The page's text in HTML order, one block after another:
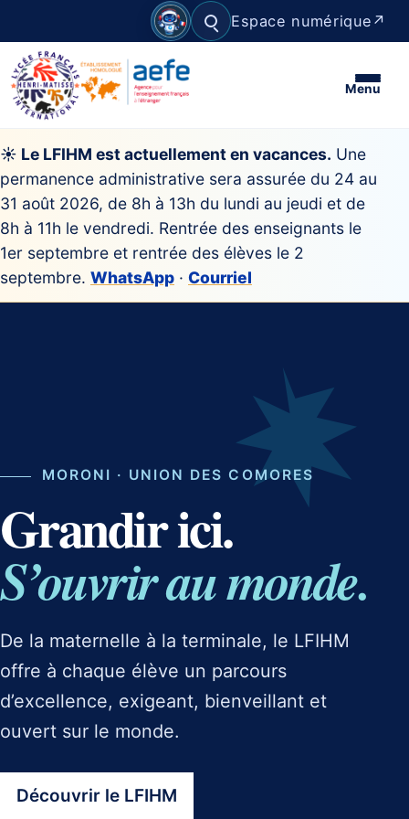
Rechercher
Espace numérique ↗
Menu
☀ Le LFIHM est actuellement en vacances. Une
permanence administrative sera assurée du 24 au
31 août 2026, de 8h à 13h du lundi au jeudi et de
8h à 11h le vendredi. Rentrée des enseignants le
1er septembre et rentrée des élèves le 2
septembre. WhatsApp · Courriel
MORONI · UNION DES COMORES
Grandir ici.
S’ouvrir au monde.
De la maternelle à la terminale, le LFIHM
offre à chaque élève un parcours
d’excellence, exigeant, bienveillant et
ouvert sur le monde.
Découvrir le LFIHM